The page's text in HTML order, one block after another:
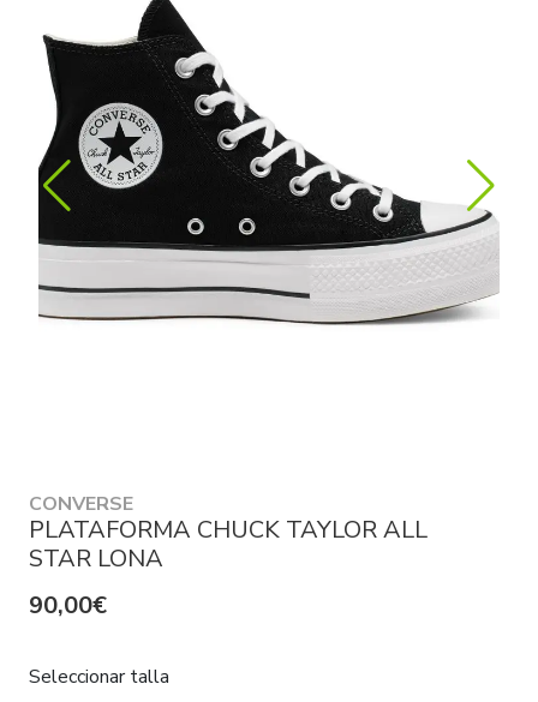
CONVERSE
PLATAFORMA CHUCK TAYLOR ALL
STAR LONA
90,00€
Seleccionar talla